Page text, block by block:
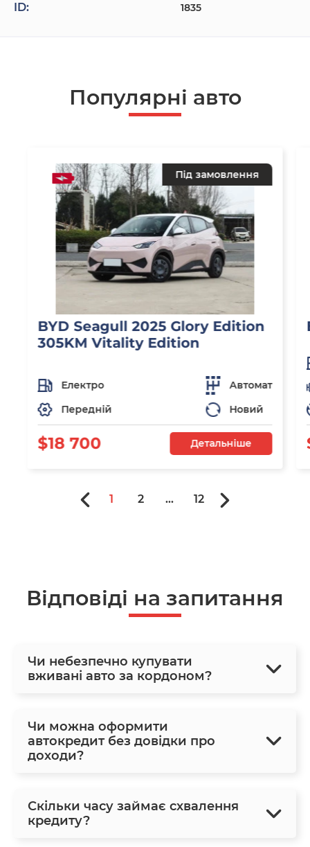
ID: 1835
Популярнi авто
Під замовлення
BYD Seagull 2025 Glory Edition
305KM Vitality Edition
Електро
Автомат
Передній
Новий
$18 700 Детальніше
1 2 ... 12
Відповіді на запитання
Чи небезпечно купувати
вживані авто за кордоном?
Чи можна оформити
автокредит без довідки про
доходи?
Скільки часу займає схвалення
кредиту?